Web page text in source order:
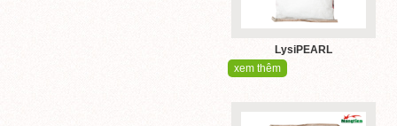
LysiPEARL
xem thêm